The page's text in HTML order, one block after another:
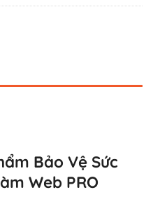
Bảo Vệ Sức
Web PRO